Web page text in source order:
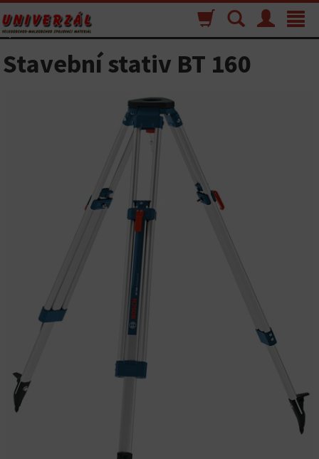
Toggle
Menu
Vyhľadávanie
Nákupný
košík
Stavební stativ BT 160